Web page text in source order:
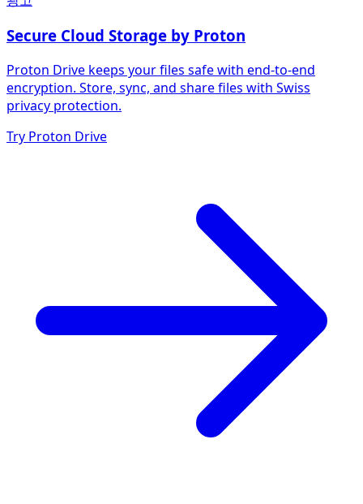
Secure Cloud Storage by Proton
Proton Drive keeps your files safe with end-to-end
encryption. Store, sync, and share files with Swiss
privacy protection.
Try Proton Drive